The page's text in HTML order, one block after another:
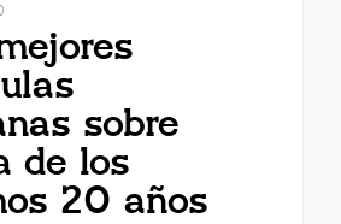
sobre
de los
20 años